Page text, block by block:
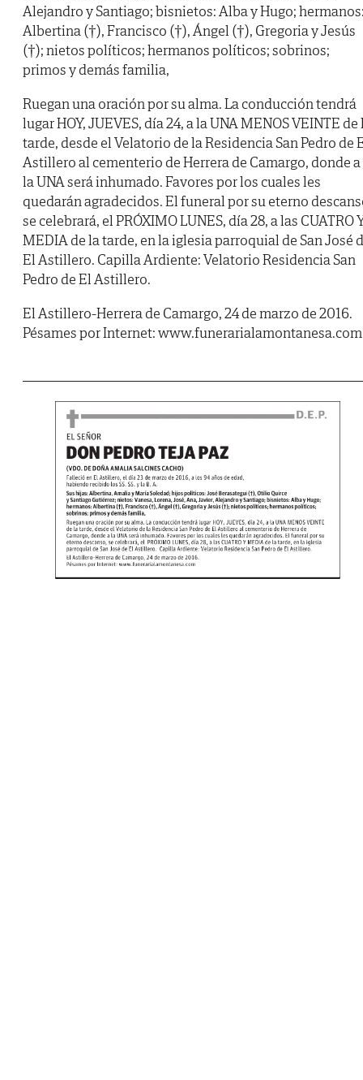
Alejandro y Santiago; bisnietos: Alba y Hugo;
Albertina (†), Francisco (†), Ángel (†), Gregoria y Jesús
(†); nietos políticos; hermanos políticos; sobrinos;
primos y demás familia,
Ruegan una oración por su alma. La conducción tendrá
lugar HOY, JUEVES, día 24, a la UNA MENOS VEINTE de
tarde, desde el Velatorio de la Residencia San Pedro de
Astillero al cementerio de Herrera de Camargo, donde a
la UNA será inhumado. Favores por los cuales les
quedarán agradecidos. El funeral por su eterno
se celebrará, el PRÓXIMO LUNES, día 28, a las CUATRO
MEDIA de la tarde, en la iglesia parroquial de San José
El Astillero. Capilla Ardiente: Velatorio Residencia San
Pedro de El Astillero.
El Astillero-Herrera de Camargo, 24 de marzo de 2016.
Pésames por Internet: www.funerarialamontanesa.com